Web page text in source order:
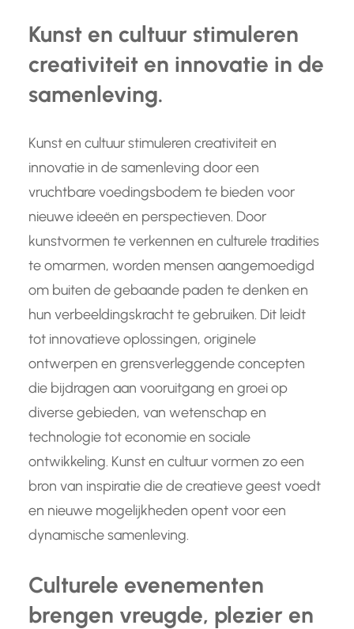
Kunst en cultuur stimuleren
creativiteit en innovatie in de
samenleving.
Kunst en cultuur stimuleren creativiteit en
innovatie in de samenleving door een
vruchtbare voedingsbodem te bieden voor
nieuwe ideeën en perspectieven. Door
kunstvormen te verkennen en culturele tradities
te omarmen, worden mensen aangemoedigd
om buiten de gebaande paden te denken en
hun verbeeldingskracht te gebruiken. Dit leidt
tot innovatieve oplossingen, originele
ontwerpen en grensverleggende concepten
die bijdragen aan vooruitgang en groei op
diverse gebieden, van wetenschap en
technologie tot economie en sociale
ontwikkeling. Kunst en cultuur vormen zo een
bron van inspiratie die de creatieve geest voedt
en nieuwe mogelijkheden opent voor een
dynamische samenleving.
Culturele evenementen
brengen vreugde, plezier en